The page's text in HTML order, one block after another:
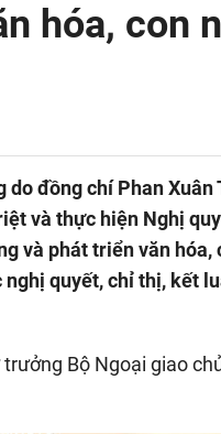
hóa, con
đồng chí Phan Xuân
và thực hiện Nghị
và phát triển văn
quyết, chỉ thị, kết
Bộ Ngoại giao